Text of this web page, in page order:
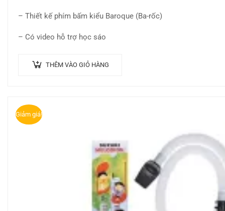
– Thiết kế phím bấm kiểu Baroque (Ba-rốc)
– Có video hỗ trợ học sáo
THÊM VÀO GIỎ HÀNG
Giảm giá!